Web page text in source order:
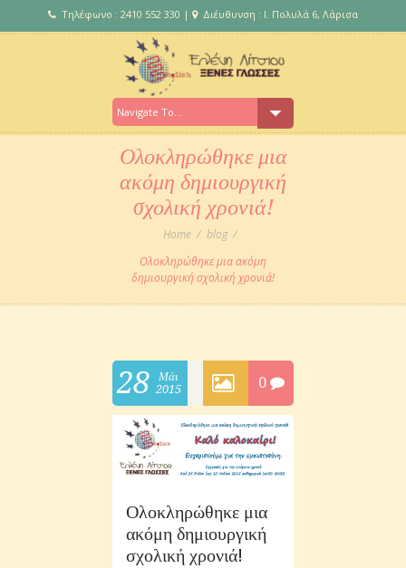
Τηλέφωνο : 2410 552 330 | Διέυθυνση : Ι. Πολυλά 6, Λάρισα
Ολοκληρώθηκε μια
ακόμη δημιουργική
σχολική χρονιά!
Home
blog
Ολοκληρώθηκε μια ακόμη
δημιουργική σχολική χρονιά!
28
Μάι
2015
0
Ολοκληρώθηκε μια
ακόμη δημιουργική
σχολική χρονιά!